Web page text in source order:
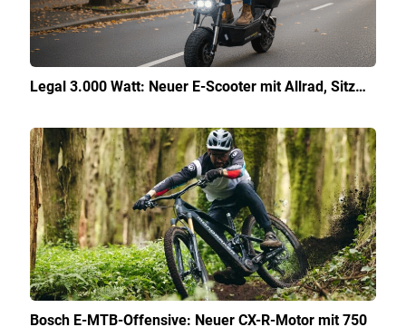
Legal 3.000 Watt: Neuer E-Scooter mit Allrad, Sitz…
Bosch E-MTB-Offensive: Neuer CX-R-Motor mit 750